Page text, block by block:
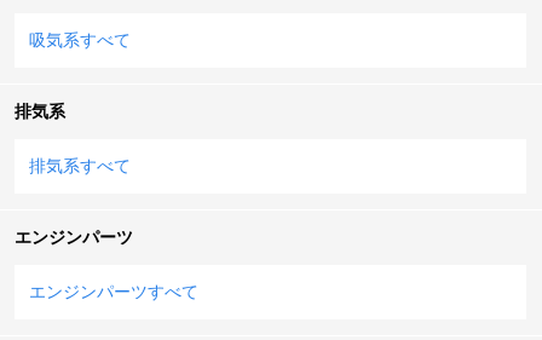
吸気系すべて
排気系
排気系すべて
エンジンパーツ
エンジンパーツすべて